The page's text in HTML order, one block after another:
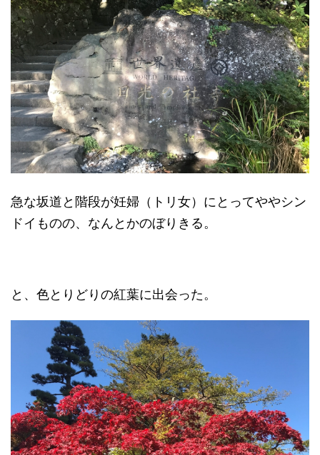
急な坂道と階段が妊婦（トリ女）にとってややシン
ドイものの、なんとかのぼりきる。
と、色とりどりの紅葉に出会った。